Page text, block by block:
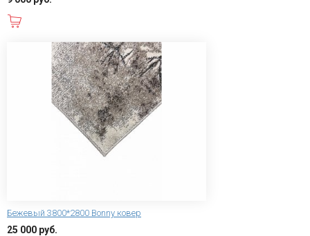
Бежевый 3800*2800 Bonny ковер
25 000 руб.